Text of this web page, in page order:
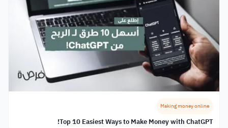
Making money online
Top 10 Easiest Ways to Make Money with ChatGPT!